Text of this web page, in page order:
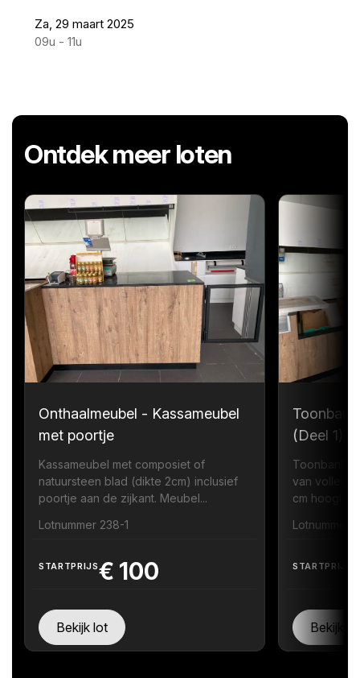
Za, 29 maart 2025
09u - 11u
Ontdek meer loten
Onthaalmeubel - Kassameubel
met poortje
Kassameubel met composiet of
natuursteen blad (dikte 2cm) inclusief
poortje aan de zijkant. Meubel...
Lotnummer 238-1
STARTPRIJS€ 100
Bekijk lot
(Deel 1)
Toonbank
van
cm hoogte
Lotnummer
STARTPRIJS
Bekijk